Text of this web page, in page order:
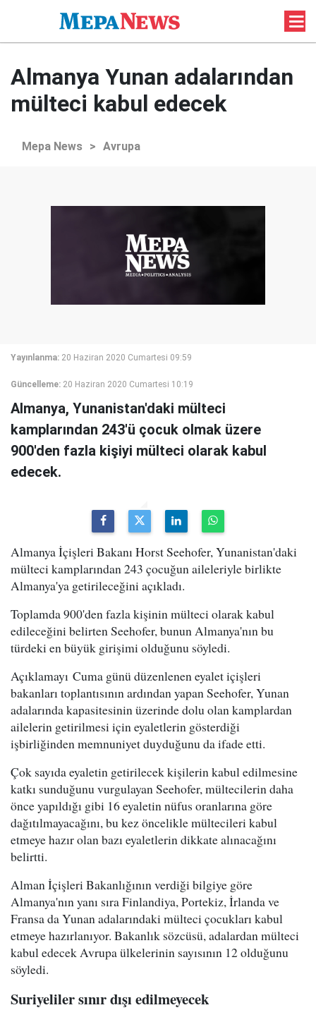
Almanya Yunan adalarından
mülteci kabul edecek
Mepa News > Avrupa
Yayınlanma: 20 Haziran 2020 Cumartesi 09:59
Güncelleme: 20 Haziran 2020 Cumartesi 10:19
Almanya, Yunanistan'daki mülteci
kamplarından 243'ü çocuk olmak üzere
900'den fazla kişiyi mülteci olarak kabul
edecek.
Almanya İçişleri Bakanı Horst Seehofer, Yunanistan'daki
mülteci kamplarından 243 çocuğun aileleriyle birlikte
Almanya'ya getirileceğini açıkladı.
Toplamda 900'den fazla kişinin mülteci olarak kabul
edileceğini belirten Seehofer, bunun Almanya'nın bu
türdeki en büyük girişimi olduğunu söyledi.
Açıklamayı Cuma günü düzenlenen eyalet içişleri
bakanları toplantısının ardından yapan Seehofer, Yunan
adalarında kapasitesinin üzerinde dolu olan kamplardan
ailelerin getirilmesi için eyaletlerin gösterdiği
işbirliğinden memnuniyet duyduğunu da ifade etti.
Çok sayıda eyaletin getirilecek kişilerin kabul edilmesine
katkı sunduğunu vurgulayan Seehofer, mültecilerin daha
önce yapıldığı gibi 16 eyaletin nüfus oranlarına göre
dağıtılmayacağını, bu kez öncelikle mültecileri kabul
etmeye hazır olan bazı eyaletlerin dikkate alınacağını
belirtti.
Alman İçişleri Bakanlığının verdiği bilgiye göre
Almanya'nın yanı sıra Finlandiya, Portekiz, İrlanda ve
Fransa da Yunan adalarındaki mülteci çocukları kabul
etmeye hazırlanıyor. Bakanlık sözcüsü, adalardan mülteci
kabul edecek Avrupa ülkelerinin sayısının 12 olduğunu
söyledi.
Suriyeliler sınır dışı edilmeyecek